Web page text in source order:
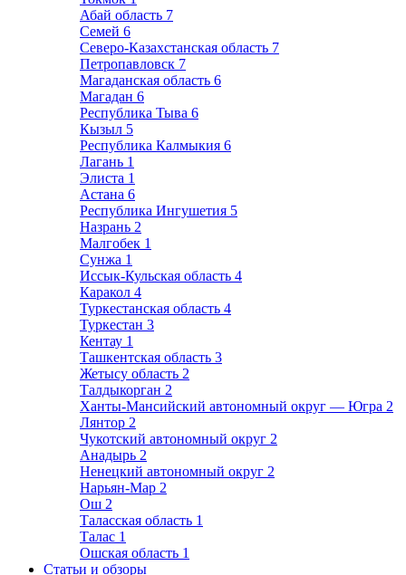
Абай область 7
Семей 6
Северо-Казахстанская область 7
Петропавловск 7
Магаданская область 6
Магадан 6
Республика Тыва 6
Кызыл 5
Республика Калмыкия 6
Лагань 1
Элиста 1
Астана 6
Республика Ингушетия 5
Назрань 2
Малгобек 1
Сунжа 1
Иссык-Кульская область 4
Каракол 4
Туркестанская область 4
Туркестан 3
Кентау 1
Ташкентская область 3
Жетысу область 2
Талдыкорган 2
Ханты-Мансийский автономный округ — Югра 2
Лянтор 2
Чукотский автономный округ 2
Анадырь 2
Ненецкий автономный округ 2
Нарьян-Мар 2
Ош 2
Таласская область 1
Талас 1
Ошская область 1
Статьи и обзоры